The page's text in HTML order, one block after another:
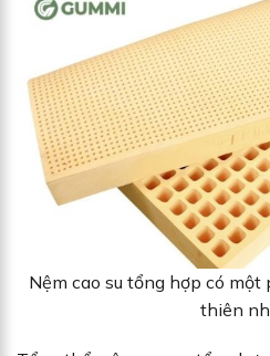
Nệm cao su tổng hợp có một
thiên